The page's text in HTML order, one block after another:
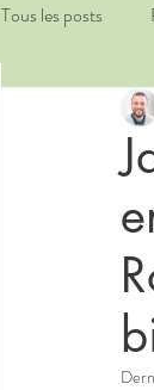
Tous les posts